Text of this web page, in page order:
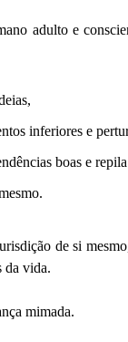
adulto e
inferiores e
boas e
de si
da vida.
mimada.